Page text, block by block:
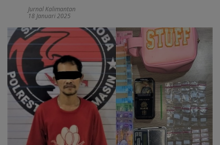
Jurnal Kalimantan
18 Januari 2025